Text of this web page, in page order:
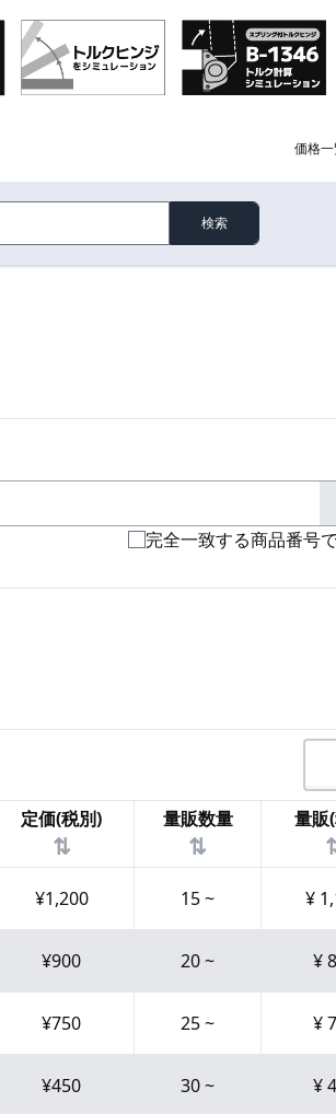
価格
検索
完全一致する商品番号
定価(税別)
⇅
量販数量
⇅
量販
¥1,200 15~ ¥
¥900 20~ ¥
¥750 25~ ¥
¥450 30~ ¥